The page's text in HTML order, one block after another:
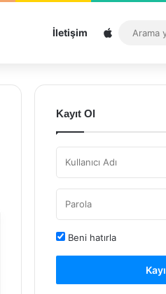
İletişim Sitemap
Kayıt Ol
Beni hatırla